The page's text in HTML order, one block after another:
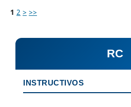
1 2 > >>
RC
INSTRUCTIVOS